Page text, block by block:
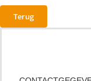
Terug